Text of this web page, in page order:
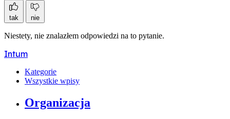
tak nie
Niestety, nie znalazłem odpowiedzi na to pytanie.
Intum
Kategorie
Wszystkie wpisy
Organizacja